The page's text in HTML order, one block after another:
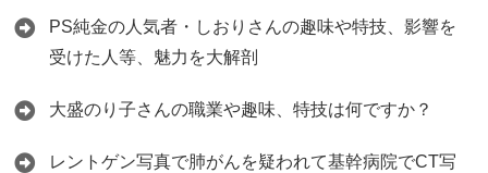
PS純金の人気者・しおりさんの趣味や特技、影響を
受けた人等、魅力を大解剖
大盛のり子さんの職業や趣味、特技は何ですか？
レントゲン写真で肺がんを疑われて基幹病院でCT写